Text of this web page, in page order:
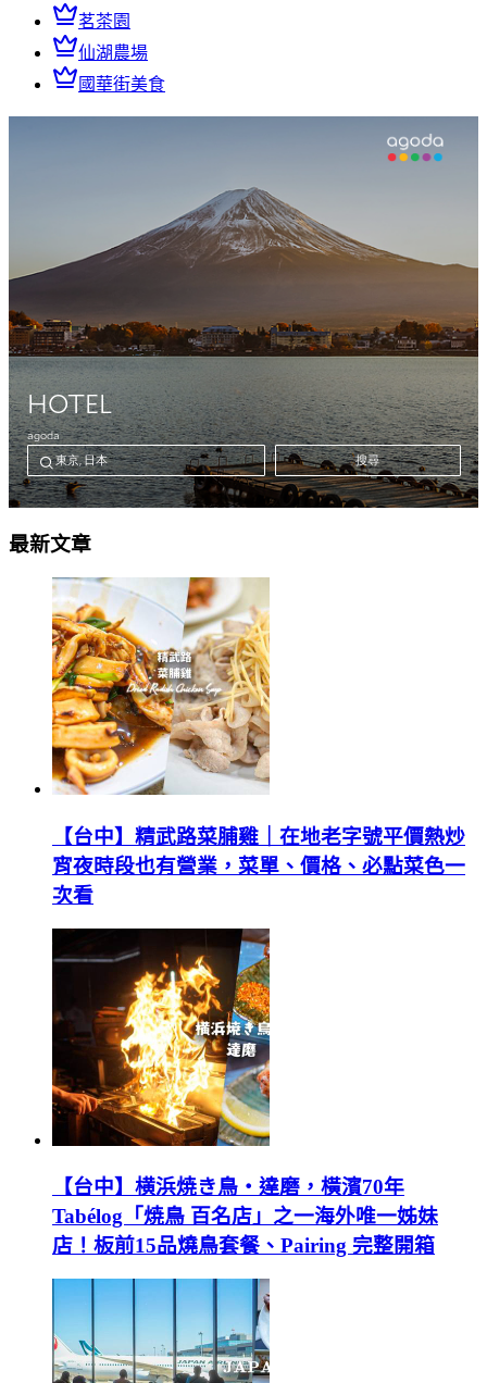
茗茶園
仙湖農場
國華街美食
最新文章
【台中】精武路菜脯雞｜在地老字號平價熱炒
宵夜時段也有營業，菜單、價格、必點菜色一
次看
【台中】横浜焼き鳥‧達磨，橫濱70年
Tabélog「焼鳥 百名店」之一海外唯一姊妹
店！板前15品燒鳥套餐、Pairing 完整開箱